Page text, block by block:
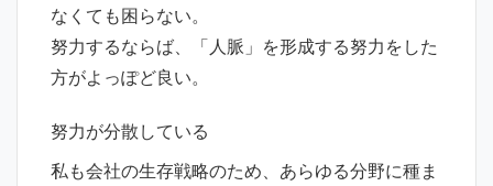
なくても困らない。
努力するならば、「人脈」を形成する努力をした
方がよっぽど良い。
努力が分散している
私も会社の生存戦略のため、あらゆる分野に種ま